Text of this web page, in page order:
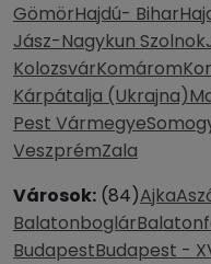
GömörHajdú- Bihar
Jász-Nagykun Szolnok
KolozsvárKomárom
Kárpátalja (Ukrajna)
Pest Vármegye
VeszprémZala
Városok: (84)Ajka
Balatonboglár
BudapestBudapest -